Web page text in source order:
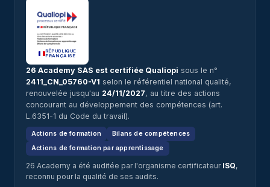
RÉPUBLIQUE
FRANÇAISE
26 Academy SAS est certifiée Qualiopi sous le n°
2411_CN_05760-V1 selon le référentiel national qualité,
renouvelée jusqu'au 24/11/2027, au titre des actions
concourant au développement des compétences (art.
L.6351-1 du Code du travail).
Actions de formation
Bilans de compétences
Actions de formation par apprentissage
26 Academy a été auditée par l'organisme certificateur ISQ,
reconnu pour la qualité de ses audits.